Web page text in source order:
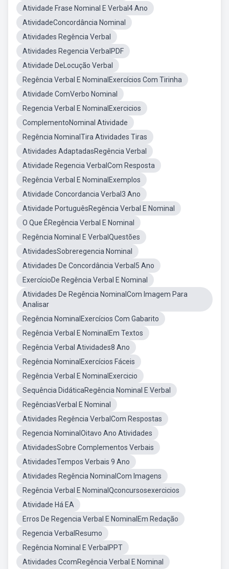
Atividade Frase Nominal E Verbal4 Ano
AtividadeConcordância Nominal
Atividades Regência Verbal
Atividades Regencia VerbalPDF
Atividade DeLocução Verbal
Regência Verbal E NominalExercícios Com Tirinha
Atividade ComVerbo Nominal
Regencia Verbal E NominalExercicios
ComplementoNominal Atividade
Regência NominalTira Atividades Tiras
Atividades AdaptadasRegência Verbal
Atividade Regencia VerbalCom Resposta
Regência Verbal E NominalExemplos
Atividade Concordancia Verbal3 Ano
Atividade PortuguêsRegência Verbal E Nominal
O Que ÉRegência Verbal E Nominal
Regência Nominal E VerbalQuestões
AtividadesSobreregencia Nominal
Atividades De Concordância Verbal5 Ano
ExercícioDe Regência Verbal E Nominal
Atividades De Regência NominalCom Imagem Para
Analisar
Regência NominalExercícios Com Gabarito
Regência Verbal E NominalEm Textos
Regência Verbal Atividades8 Ano
Regência NominalExercícios Fáceis
Regência Verbal E NominalExercicio
Sequência DidáticaRegência Nominal E Verbal
RegênciasVerbal E Nominal
Atividades Regência VerbalCom Respostas
Regencia NominalOitavo Ano Atividades
AtividadesSobre Complementos Verbais
AtividadesTempos Verbais 9 Ano
Atividades Regência NominalCom Imagens
Regência Verbal E NominalQconcursosexercicios
Atividade Há EA
Erros De Regencia Verbal E NominalEm Redação
Regencia VerbalResumo
Regência Nominal E VerbalPPT
Atividades CcomRegência Verbal E Nominal